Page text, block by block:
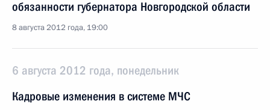
обязанности губернатора Новгородской области
8 августа 2012 года, 19:00
6 августа 2012 года, понедельник
Кадровые изменения в системе МЧС